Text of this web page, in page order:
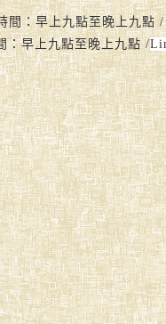
間：早上九點至晚上九點
：早上九點至晚上九點 /